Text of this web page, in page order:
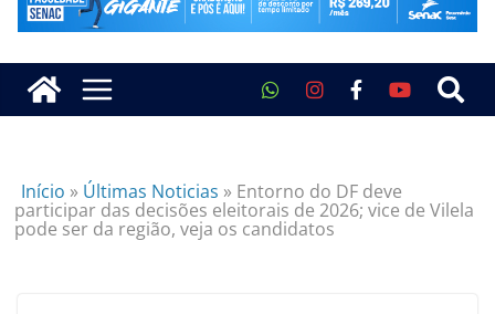
Início » Últimas Noticias » Entorno do DF deve
participar das decisões eleitorais de 2026; vice de Vilela
pode ser da região, veja os candidatos